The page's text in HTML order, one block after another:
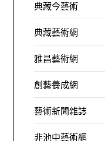
典藏今藝術
典藏藝術網
雅昌藝術網
創藝養成網
藝術新聞雜誌
非池中藝術網